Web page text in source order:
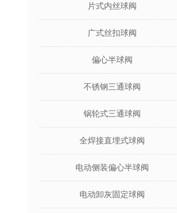
片式内丝球阀
广式丝扣球阀
偏心半球阀
不锈钢三通球阀
锅轮式三通球阀
全焊接直埋式球阀
电动侧装偏心半球阀
电动卸灰固定球阀